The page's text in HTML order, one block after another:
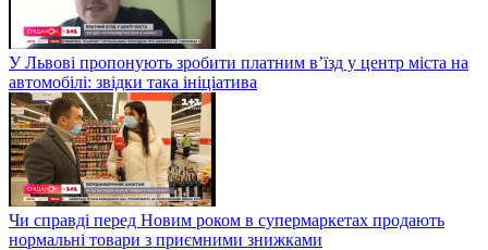
У Львові пропонують зробити платним в’їзд у центр міста на
автомобілі: звідки така ініціатива
Чи справді перед Новим роком в супермаркетах продають
нормальні товари з приємними знижками